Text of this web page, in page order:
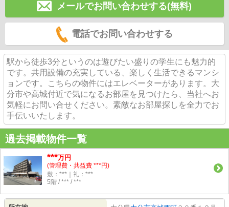
メールでお問い合わせする(無料)
電話でお問い合わせする
駅から徒歩3分というのは遊びたい盛りの学生にも魅力的
です。共用設備の充実している、楽しく生活できるマンシ
ョンです。こちらの物件にはエレベーターがあります。大
分市や高城付近で気になるお部屋を見つけたら、当社へお
気軽にお問い合せください。素敵なお部屋探しを全力でお
手伝いいたします。
過去掲載物件一覧
***万円
(管理費・共益費 ***円)
敷：***｜礼：***
5階 / *** / ***